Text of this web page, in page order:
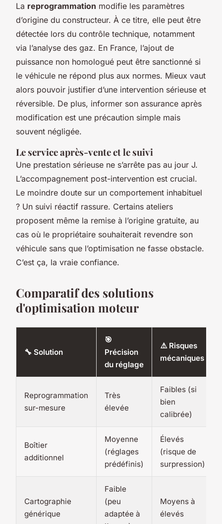
La reprogrammation modifie les paramètres
d’origine du constructeur. À ce titre, elle peut être
détectée lors du contrôle technique, notamment
via l’analyse des gaz. En France, l’ajout de
puissance non homologué peut être sanctionné si
le véhicule ne répond plus aux normes. Mieux vaut
alors pouvoir justifier d’une intervention sérieuse et
réversible. De plus, informer son assurance après
modification est une précaution simple mais
souvent négligée.
Le service après-vente et le suivi
Une prestation sérieuse ne s’arrête pas au jour J.
L’accompagnement post-intervention est crucial.
Le moindre doute sur un comportement inhabituel
? Un suivi réactif rassure. Certains ateliers
proposent même la remise à l’origine gratuite, au
cas où le propriétaire souhaiterait revendre son
véhicule sans que l’optimisation ne fasse obstacle.
C’est ça, la vraie confiance.
Comparatif des solutions
d'optimisation moteur
🔧 Solution
🎯
Précision
du réglage
⚠️ Risques
mécaniques
Reprogrammation
sur-mesure
Très
élevée
Faibles (si
bien
calibrée)
Boîtier
additionnel
Moyenne
(réglages
prédéfinis)
Élevés
(risque de
surpression)
Cartographie
générique
Faible
(peu
adaptée à
Moyens à
élevés